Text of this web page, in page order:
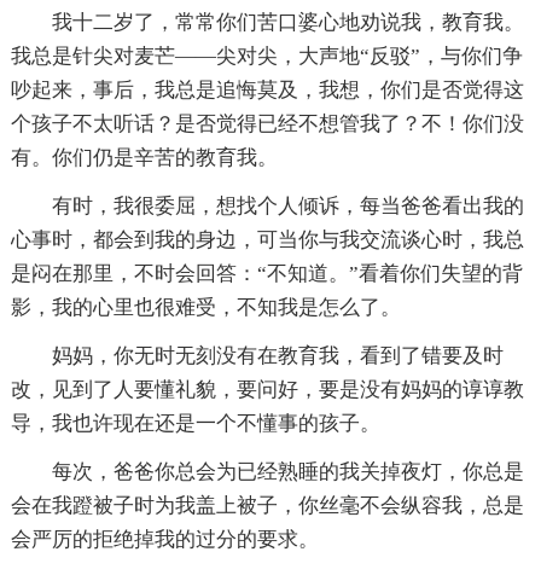
我十二岁了，常常你们苦口婆心地劝说我，教育我。
我总是针尖对麦芒——尖对尖，大声地“反驳”，与你们争
吵起来，事后，我总是追悔莫及，我想，你们是否觉得这
个孩子不太听话？是否觉得已经不想管我了？不！你们没
有。你们仍是辛苦的教育我。
有时，我很委屈，想找个人倾诉，每当爸爸看出我的
心事时，都会到我的身边，可当你与我交流谈心时，我总
是闷在那里，不时会回答：“不知道。”看着你们失望的背
影，我的心里也很难受，不知我是怎么了。
妈妈，你无时无刻没有在教育我，看到了错要及时
改，见到了人要懂礼貌，要问好，要是没有妈妈的谆谆教
导，我也许现在还是一个不懂事的孩子。
每次，爸爸你总会为已经熟睡的我关掉夜灯，你总是
会在我蹬被子时为我盖上被子，你丝毫不会纵容我，总是
会严厉的拒绝掉我的过分的要求。